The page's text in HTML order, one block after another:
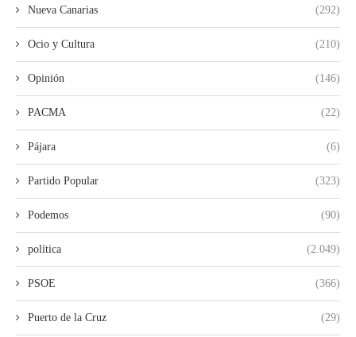
Nueva Canarias (292)
Ocio y Cultura (210)
Opinión (146)
PACMA (22)
Pájara (6)
Partido Popular (323)
Podemos (90)
política (2.049)
PSOE (366)
Puerto de la Cruz (29)